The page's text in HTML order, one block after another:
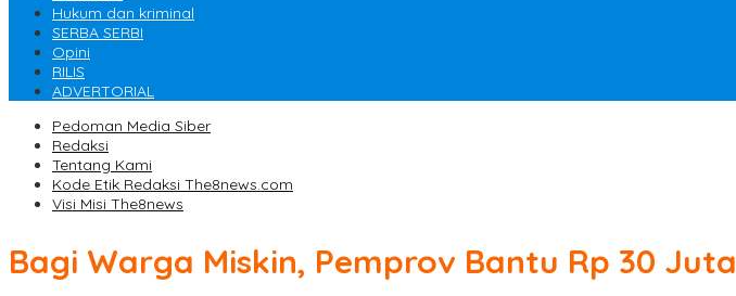
Hukum dan kriminal
SERBA SERBI
Opini
RILIS
ADVERTORIAL
Pedoman Media Siber
Redaksi
Tentang Kami
Kode Etik Redaksi The8news.com
Visi Misi The8news
Bagi Warga Miskin, Pemprov Bantu Rp 30 Juta